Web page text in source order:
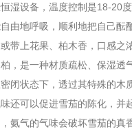
设备，温度控制是18-20
由地呼吸，顺利地把自己
带上花果、柏木香，口感之
是一种材质疏松、保湿透
闭状态下，透过其特殊的
还可以促进雪茄的陈化，
氨气的气味会破坏雪茄的